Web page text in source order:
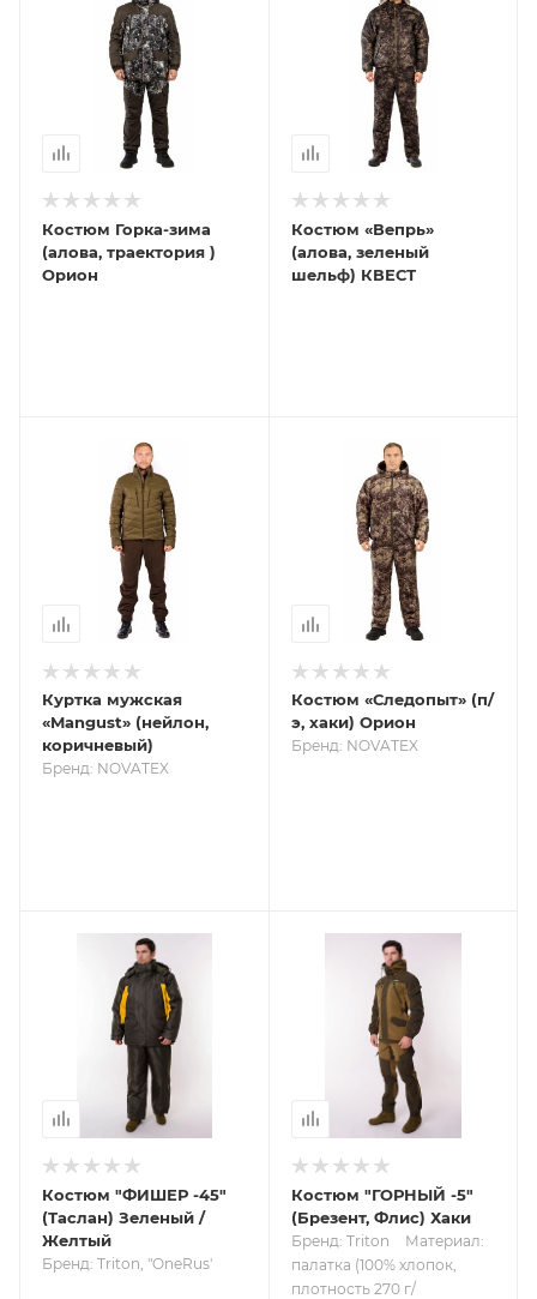
Костюм Горка-зима
(алова, траектория )
Орион
Костюм «Вепрь»
(алова, зеленый
шельф) КВЕСТ
Куртка мужская
«Mangust» (нейлон,
коричневый)
Бренд: NOVATEX
Костюм «Следопыт» (п/
э, хаки) Орион
Бренд: NOVATEX
Костюм "ФИШЕР -45"
(Таслан) Зеленый /
Желтый
Бренд: Triton, "OneRus'
Костюм "ГОРНЫЙ -5"
(Брезент, Флис) Хаки
Бренд: Triton
Материал:
палатка (100% хлопок,
плотность 270 г/